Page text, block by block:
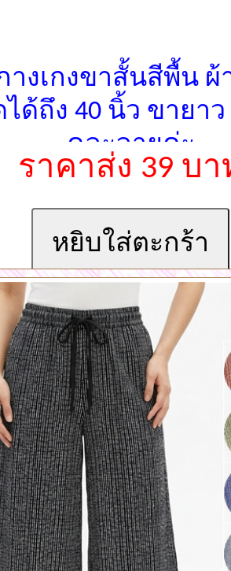
างเกงขาสั้นสีพื้น ผ้
ได้ถึง 40 นิ้ว ขายา
คละลายค่ะ
ราคาส่ง 39 บา